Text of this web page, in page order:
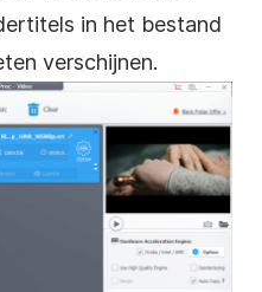
in het bestand
verschijnen.